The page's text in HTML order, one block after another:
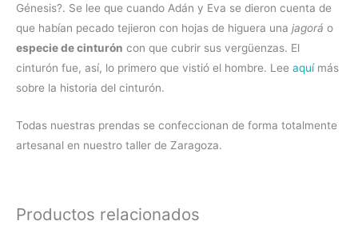
Génesis?. Se lee que cuando Adán y Eva se dieron cuenta de
que habían pecado tejieron con hojas de higuera una jagorá o
especie de cinturón con que cubrir sus vergüenzas. El
cinturón fue, así, lo primero que vistió el hombre. Lee aquímás
sobre la historia del cinturón.
Todas nuestras prendas se confeccionan de forma totalmente
artesanal en nuestro taller de Zaragoza.
Productos relacionados